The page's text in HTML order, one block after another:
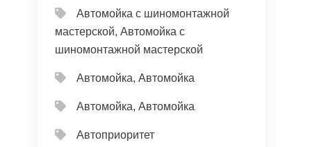
Автомойка с шиномонтажной
мастерской, Автомойка с
шиномонтажной мастерской
Автомойка, Автомойка
Автомойка, Автомойка
Автоприоритет